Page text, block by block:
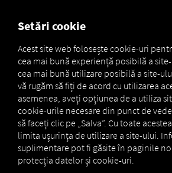
Marketplace
MAN
DigitalServices
MAN
Now
Înregistrează-te și
Setări cookie
Acest site web folosește cookie-uri
cea mai bună experiență posibilă a
cea mai bună utilizare posibilă a site-
vă rugăm să fiți de acord cu utilizarea
asemenea, aveți opțiunea de a utiliza
cookie-urile necesare din punct de
să faceți clic pe „Salva”. Cu toate
limita ușurința de utilizare a site-ului.
suplimentare pot fi găsite în paginile
protecția datelor și cookie-uri.